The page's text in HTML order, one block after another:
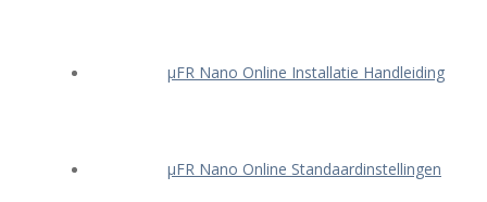
μFR Nano Online Installatie Handleiding
μFR Nano Online Standaardinstellingen